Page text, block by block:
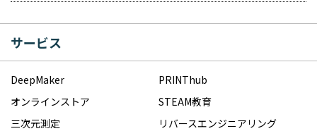
サービス
DeepMaker
PRINThub
オンラインストア
STEAM教育
三次元測定
リバースエンジニアリング